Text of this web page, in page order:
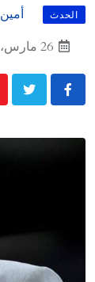
الحدث
26 مارس، 2021